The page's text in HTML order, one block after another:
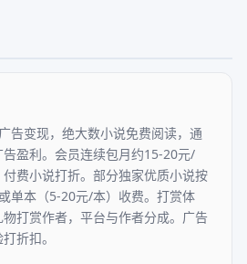
告变现，绝大数小说免费阅读，通
盈利。会员连续包月约15-20元/
费小说打折。部分独家优质小说按
单本（5-20元/本）收费。打赏体
打赏作者，平台与作者分成。广告
折扣。